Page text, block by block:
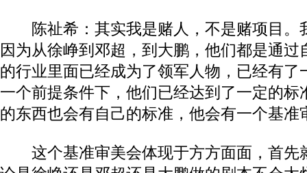
陈祉希：其实我是赌人，不是赌项目。
因为从徐峥到邓超，到大鹏，他们都是通过
的行业里面已经成为了领军人物，已经有了
一个前提条件下，他们已经达到了一定的标
的东西也会有自己的标准，他会有一个基准
这个基准审美会体现于方方面面，首先